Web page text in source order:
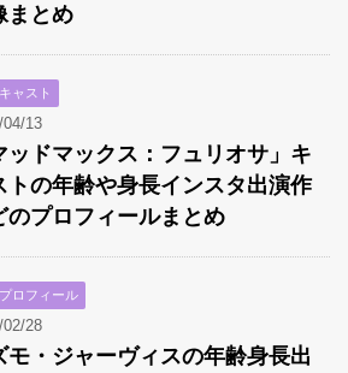
まとめ
ャスト
04/13
ッドマックス：フュリオサ」キ
トの年齢や身長インスタ出演作
のプロフィールまとめ
ロフィール
02/28
モ・ジャーヴィスの年齢身長出